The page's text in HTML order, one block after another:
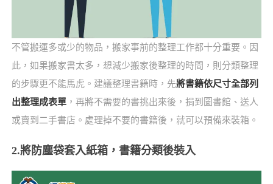
不管搬運多或少的物品，搬家事前的整理工作都十分重要。因
此，如果搬家書太多，想減少搬家後整理的時間，則分類整理
的步驟更不能馬虎。建議整理書籍時，先將書籍依尺寸全部列
出整理成表單，再將不需要的書挑出來後，捐到圖書館、送人
或賣到二手書店。處理掉不要的書籍後，就可以預備來裝箱。
2.將防塵袋套入紙箱，書籍分類後裝入